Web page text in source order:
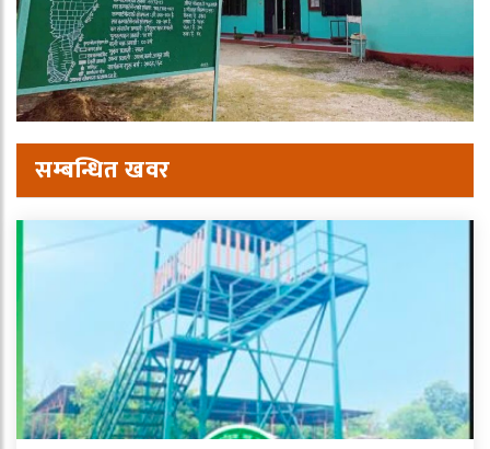
सम्बन्धित खवर